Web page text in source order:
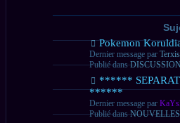
Nouveau
message
Pokemon
Dernier message par Terxis
Publié dans
Nouveau
message
******
******
Dernier message par
Publié dans